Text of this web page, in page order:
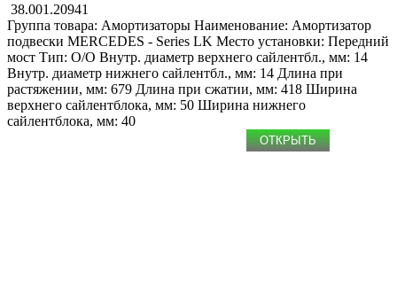
38.001.20941
Группа товара: Амортизаторы Наименование: Амоpтизатоp
подвески MERCEDES - Series LK Место установки: Передний
мост Тип: O/O Внутр. диаметр верхнего сайлентбл., мм: 14
Внутр. диаметр нижнего сайлентбл., мм: 14 Длина при
растяжении, мм: 679 Длина при сжатии, мм: 418 Ширина
верхнего сайлентблока, мм: 50 Ширина нижнего
сайлентблока, мм: 40
ОТКРЫТЬ